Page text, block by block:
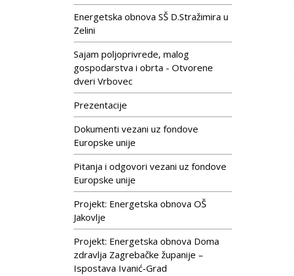
Energetska obnova SŠ D.Stražimira u
Zelini
Sajam poljoprivrede, malog
gospodarstva i obrta - Otvorene
dveri Vrbovec
Prezentacije
Dokumenti vezani uz fondove
Europske unije
Pitanja i odgovori vezani uz fondove
Europske unije
Projekt: Energetska obnova OŠ
Jakovlje
Projekt: Energetska obnova Doma
zdravlja Zagrebačke županije –
Ispostava Ivanić-Grad